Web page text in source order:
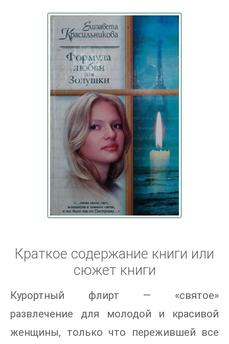
Краткое содержание книги или
сюжет книги
Курортный флирт — «святое»
развлечение для молодой и красивой
женщины, только что пережившей все